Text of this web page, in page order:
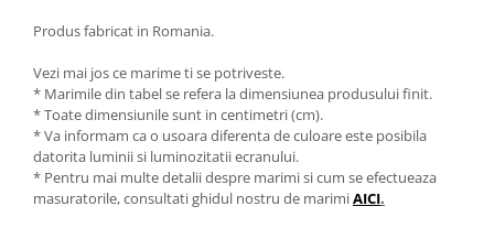
Produs fabricat in Romania.
Vezi mai jos ce marime ti se potriveste.
* Marimile din tabel se refera la dimensiunea produsului finit.
* Toate dimensiunile sunt in centimetri (cm).
* Va informam ca o usoara diferenta de culoare este posibila
datorita luminii si luminozitatii ecranului.
* Pentru mai multe detalii despre marimi si cum se efectueaza
masuratorile, consultati ghidul nostru de marimiAICI.